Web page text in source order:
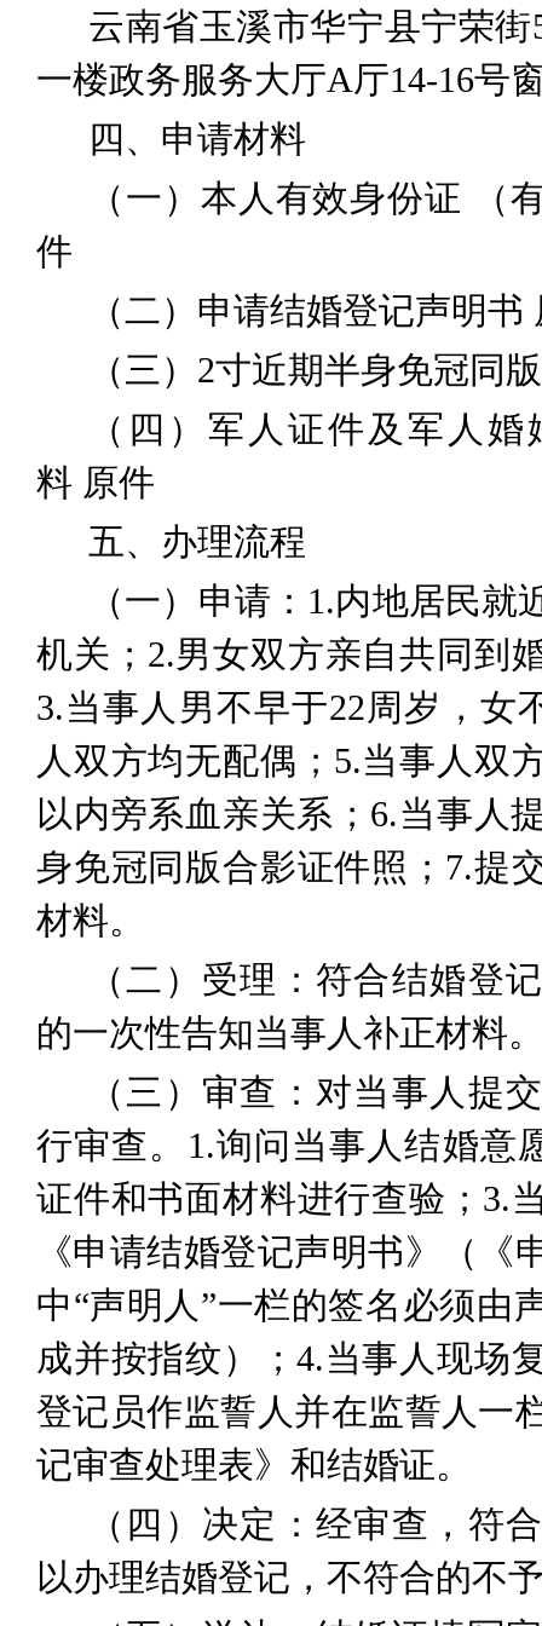
云南省玉溪市华宁县宁荣街
一楼政务服务大厅A厅14-16号
四、申请材料
（一）本人有效身份证
（
件
（二）申请结婚登记声明书
（三） 2寸近期半身免冠同版
（ 四 ）军人证件及军人
料 原件
五、办理流程
（一）申请： 1.内地居民就
机关 ； 2.男女双方亲自共同到
3.当事人男不早于22周岁，女
人双方均无配偶； 5.当事人双
以内旁系血亲关系； 6.当事人
身免冠同版合影证件照； 7.提
材料。
（二）受理： 符合结婚登
的一次性告知当事人补正材料
（三）审查：对当事人提
行审查。 1.询问当事人结婚意
证件和书面材料进行查验； 3.
《申请结婚登记声明书》（《
中“声明人”一栏的签名必须由
成并按指纹）； 4.当事人现场
登记员作监誓人并在监誓人一
记审查处理表》和结婚证。
（四）决定：经审查，符
以办理结婚登记，不符合的不